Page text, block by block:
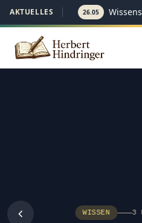
AKTUELLES 26.05
WISSEN 3 MIN